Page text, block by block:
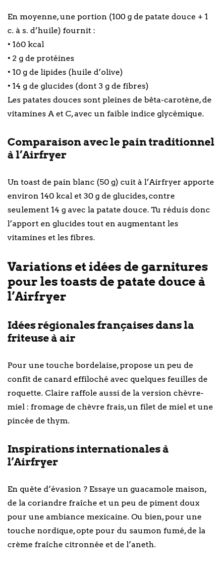
En moyenne, une portion (100 g de patate douce + 1
c. à s. d’huile) fournit :
• 160 kcal
• 2 g de protéines
• 10 g de lipides (huile d’olive)
• 14 g de glucides (dont 3 g de fibres)
Les patates douces sont pleines de bêta-carotène, de
vitamines A et C, avec un faible indice glycémique.
Comparaison avec le pain traditionnel
à l’Airfryer
Un toast de pain blanc (50 g) cuit à l’Airfryer apporte
environ 140 kcal et 30 g de glucides, contre
seulement 14 g avec la patate douce. Tu réduis donc
l’apport en glucides tout en augmentant les
vitamines et les fibres.
Variations et idées de garnitures
pour les toasts de patate douce à
l’Airfryer
Idées régionales françaises dans la
friteuse à air
Pour une touche bordelaise, propose un peu de
confit de canard effiloché avec quelques feuilles de
roquette. Claire raffole aussi de la version chèvre-
miel : fromage de chèvre frais, un filet de miel et une
pincée de thym.
Inspirations internationales à
l’Airfryer
En quête d’évasion ? Essaye un guacamole maison,
de la coriandre fraîche et un peu de piment doux
pour une ambiance mexicaine. Ou bien, pour une
touche nordique, opte pour du saumon fumé, de la
crème fraîche citronnée et de l’aneth.